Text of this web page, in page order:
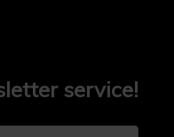
service!